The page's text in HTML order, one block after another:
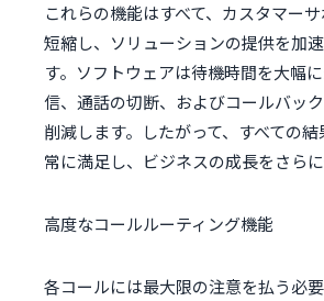
これらの機能はすべて、カスタマー
短縮し、ソリューションの提供を加
す。ソフトウェアは待機時間を大幅
信、通話の切断、およびコールバッ
削減します。したがって、すべての
常に満足し、ビジネスの成長をさらに
高度なコールルーティング機能
各コールには最大限の注意を払う必